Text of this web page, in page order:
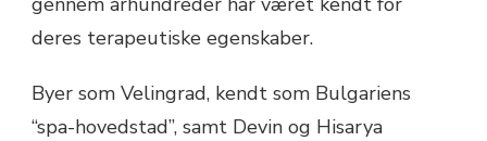
deres terapeutiske egenskaber.
Byer som Velingrad, kendt som Bulgariens
“spa-hovedstad”, samt Devin og Hisarya